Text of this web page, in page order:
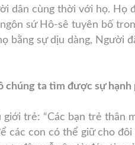
dân cùng thời với họ. Họ
sứ Hô-sê tuyên bố
bằng sự dịu dàng, Người
chúng ta tìm được sự hạnh
giới trẻ: “Các bạn trẻ thân
các con có thể giữ cho